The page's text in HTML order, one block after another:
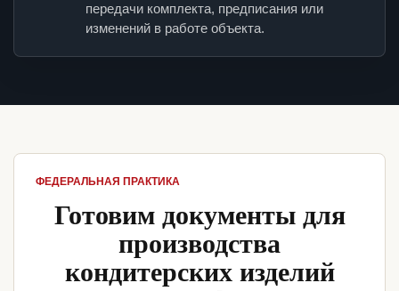
передачи комплекта, предписания или
изменений в работе объекта.
ФЕДЕРАЛЬНАЯ ПРАКТИКА
Готовим документы для
производства
кондитерских изделий